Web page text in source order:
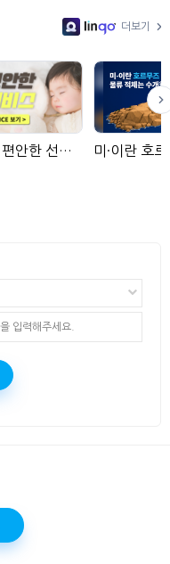
더보기
E서비스로 편안한 선사 서비스